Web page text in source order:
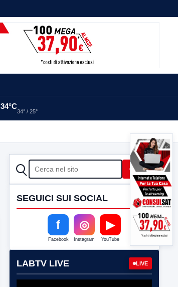
34°C
34° / 25°
CERCA Cerca
SEGUICI SUI SOCIAL
f
Facebook
◎
Instagram
▶
YouTube
LABTV LIVE LIVE